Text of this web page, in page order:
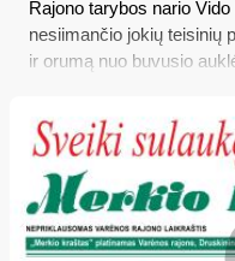
Rajono tarybos nario
nesiimančio jokių teisinių
ir orumą nuo buvusio
dar kartą vertins
pakartotinį skundą; tuo
kreipėsi net į Konstitucinį
jam, „LR piliečiui ir
nes jis tokios galimybės
termino...